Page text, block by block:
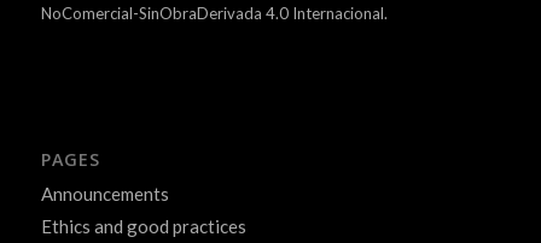
NoComercial-SinObraDerivada 4.0 Internacional.
PAGES
Announcements
Ethics and good practices